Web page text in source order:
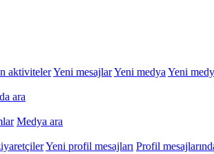
aktivitelerYeni mesajlarYeni medya Yeni
ara
Medya ara
Yeni profil mesajları Profil